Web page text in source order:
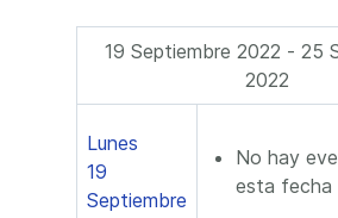
19 Septiembre 2022 - 25
2022
Lunes
19
Septiembre
No hay
esta fecha